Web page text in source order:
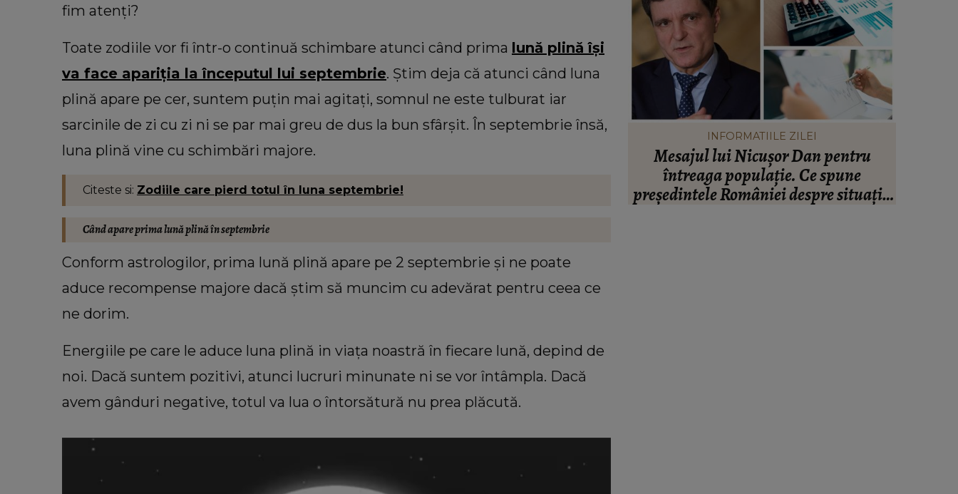
fim atenți?
Toate zodiile vor fi într-o continuă schimbare atunci când prima lună plină își
va face apariția la începutul lui septembrie. Știm deja că atunci când luna
plină apare pe cer, suntem puțin mai agitați, somnul ne este tulburat iar
sarcinile de zi cu zi ni se par mai greu de dus la bun sfârșit. În septembrie însă,
luna plină vine cu schimbări majore.
Citeste si: Zodiile care pierd totul în luna septembrie!
Când apare prima lună plină în septembrie
Conform astrologilor, prima lună plină apare pe 2 septembrie și ne poate
aduce recompense majore dacă știm să muncim cu adevărat pentru ceea ce
ne dorim.
Energiile pe care le aduce luna plină in viața noastră în fiecare lună, depind de
noi. Dacă suntem pozitivi, atunci lucruri minunate ni se vor întâmpla. Dacă
avem gânduri negative, totul va lua o întorsătură nu prea plăcută.
VEDETE
Cu câți bani a rămas Oana Lis să
Viorel: „Abia mâine luăm pensia.”
HOROSCOP INFORMATIILE ZILEI
Mesajul lui Nicușor Dan pentru
întreaga populație. Ce spune
președintele României despre situația